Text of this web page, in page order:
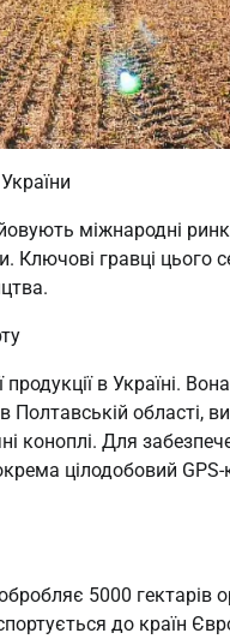
міжнародні
Ключові гравці цього
в Україні.
Полтавській області,
Для
цілодобовий GPS-
5000 гектарів
до країн